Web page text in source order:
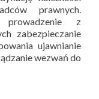
prawnych.
prowadzenie z
zabezpieczanie
ujawnianie
wezwań do